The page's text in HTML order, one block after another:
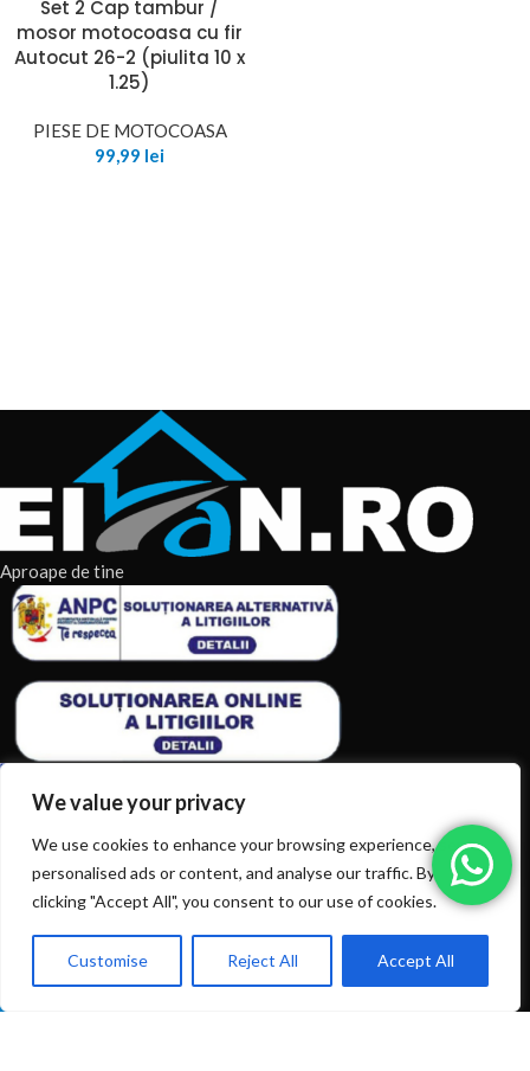
We value your privacy
We use cookies to enhance your browsing experience, serve
personalised ads or content, and analyse our traffic. By
clicking "Accept All", you consent to our use of cookies.
Customise Reject All Accept All
Ai intrebări? Sună la: +40720366616
Set 2 Cap tambur /
mosor motocoasa cu fir
Autocut 26-2 (piulita 10 x
1.25)
PIESE DE MOTOCOASA
99,99 lei
Aproape de tine
ARTICOLE RECENTE
TERMENI & CONDITII
CATEGORII DE PRODUSE
0